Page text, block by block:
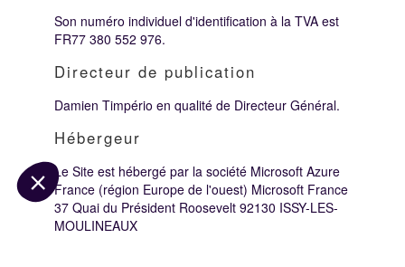
Son numéro individuel d'identification à la TVA est
FR77 380 552 976.
Directeur de publication
Damien Timpério en qualité de Directeur Général.
Hébergeur
Le Site est hébergé par la société Microsoft Azure
France (région Europe de l'ouest) Microsoft France
37 Quai du Président Roosevelt 92130 ISSY-LES-
MOULINEAUX